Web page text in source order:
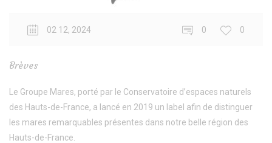
02 12, 2024 0 0
Brèves
Le Groupe Mares, porté par le Conservatoire d’espaces naturels
des Hauts-de-France, a lancé en 2019 un label afin de distinguer
les mares remarquables présentes dans notre belle région des
Hauts-de-France.